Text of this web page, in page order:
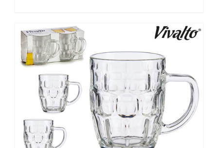
/ DETALLES